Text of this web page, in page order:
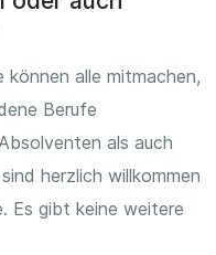
können alle mitmachen,
Berufe
als auch
herzlich willkommen
Es gibt keine weitere